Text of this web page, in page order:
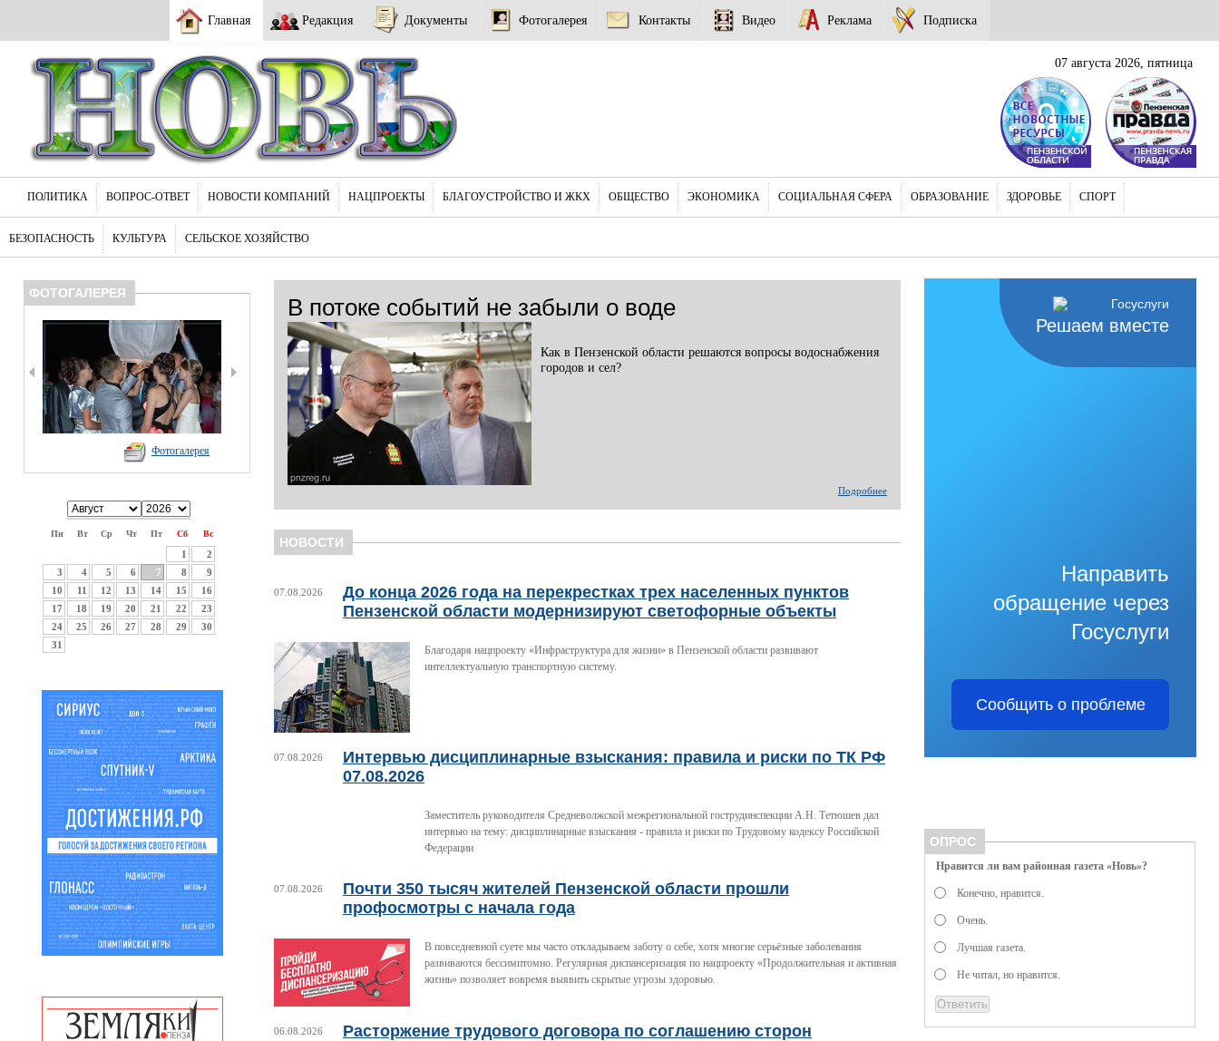
Главная Редакция Документы Фотогалерея Контакты Видео Реклама Подписка
07 августа 2026, пятница
ПОЛИТИКА ВОПРОС-ОТВЕТ НОВОСТИ КОМПАНИЙ НАЦПРОЕКТЫ БЛАГОУСТРОЙСТВО И ЖКХ ОБЩЕСТВО ЭКОНОМИКА СОЦИАЛЬНАЯ СФЕРА ОБРАЗОВАНИЕ ЗДОРОВЬЕ СПОРТ
БЕЗОПАСНОСТЬ КУЛЬТУРА СЕЛЬСКОЕ ХОЗЯЙСТВО
ФОТОГАЛЕРЕЯ
Фотогалерея
Пн Вт Ср Чт Пт Сб Вс
1
2
3
4 5 6 7 8
9
10
11 12 13 14 15
16
17
18 19 20 21 22
23
24
25 26 27 28 29
30
31
В потоке событий не забыли о воде
Как в Пензенской области решаются вопросы водоснабжения
городов и сел?
Подробнее
НОВОСТИ
07.08.2026
До конца 2026 года на перекрестках трех населенных пунктов
Пензенской области модернизируют светофорные объекты
Благодаря нацпроекту «Инфраструктура для жизни» в Пензенской области развивают
интеллектуальную транспортную систему.
07.08.2026
Интервью дисциплинарные взыскания: правила и риски по ТК РФ
07.08.2026
Заместитель руководителя Средневолжской межрегиональной гострудинспекции А.Н. Тетюшев дал
интервью на тему: дисциплинарные взыскания - правила и риски по Трудовому кодексу Российской
Федерации
07.08.2026
Почти 350 тысяч жителей Пензенской области прошли
профосмотры с начала года
В повседневной суете мы часто откладываем заботу о себе, хотя многие серьёзные заболевания
развиваются бессимптомно. Регулярная диспансеризация по нацпроекту «Продолжительная и активная
жизнь» позволяет вовремя выявить скрытые угрозы здоровью.
06.08.2026 Расторжение трудового договора по соглашению сторон
Решаем вместе
Направить
обращение через
Госуслуги
Сообщить о проблеме
ОПРОС
Нравится ли вам районная газета «Новь»?
Конечно, нравится.
Очень.
Лучшая газета.
Не читал, но нравится.